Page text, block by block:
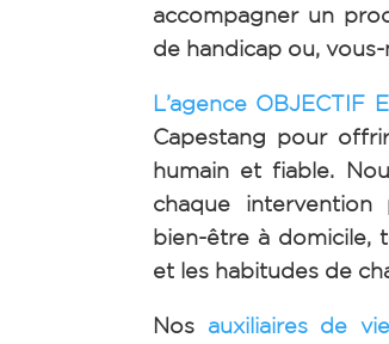
accompagner un
de handicap ou,
L’agence OBJECTIF
Capestang pour
humain et fiable.
chaque
bien-être à domicile,
et les habitudes de
Nos auxiliaires de vie